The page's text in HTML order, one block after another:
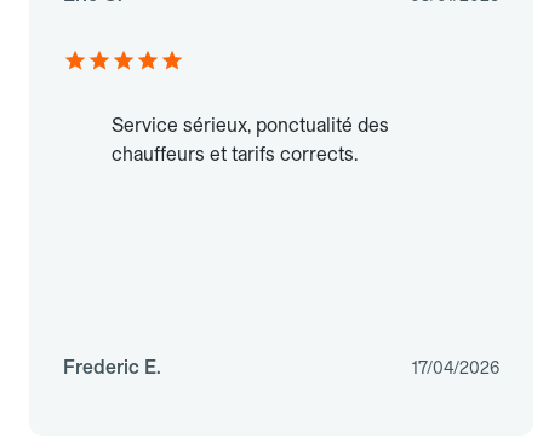
Service sérieux, ponctualité des
chauffeurs et tarifs corrects.
Frederic E. 17/04/2026